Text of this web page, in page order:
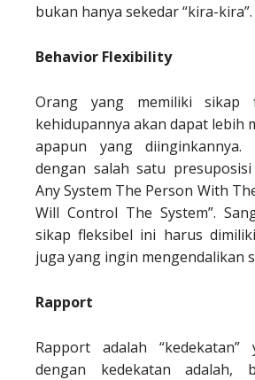
bukan hanya sekedar “kira-kira”.
Behavior Flexibility
Orang yang memiliki sikap
kehidupannya akan dapat lebih
apapun yang
dengan salah satu
Any System The Person With
Will Control The System”.
sikap fleksibel ini harus
juga yang ingin mengendalikan
Rapport
Rapport adalah “kedekatan”
dengan kedekatan adalah,